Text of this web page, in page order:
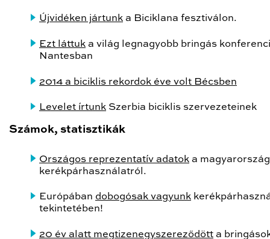
Újvidéken jártunk a Biciklana fesztiválon.
Ezt láttuk a világ legnagyobb bringás
Nantesban
2014 a biciklis rekordok éve volt Bécsben
Levelet írtunk Szerbia biciklis szervezeteinek
Számok, statisztikák
Országos reprezentatív adatok a
kerékpárhasználatról.
Európában dobogósak vagyunk
tekintetében!
20 év alatt megtizenegyszereződött a